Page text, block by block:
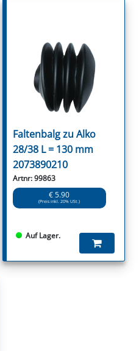
Faltenbalg zu Alko
28/38 L = 130 mm
2073890210
Artnr: 99863
€ 5.90
(Preis inkl. 20% USt.)
Auf Lager.